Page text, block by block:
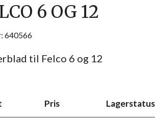
6 OG 12
640566
til Felco 6 og 12
Pris Lagerstatus